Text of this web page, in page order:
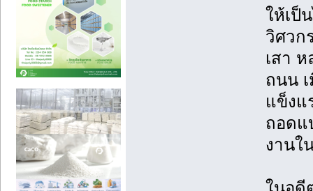
ให้เป็
วิศวก
เสา
ถนน
แข็งแ
ถอดแ
งานใ